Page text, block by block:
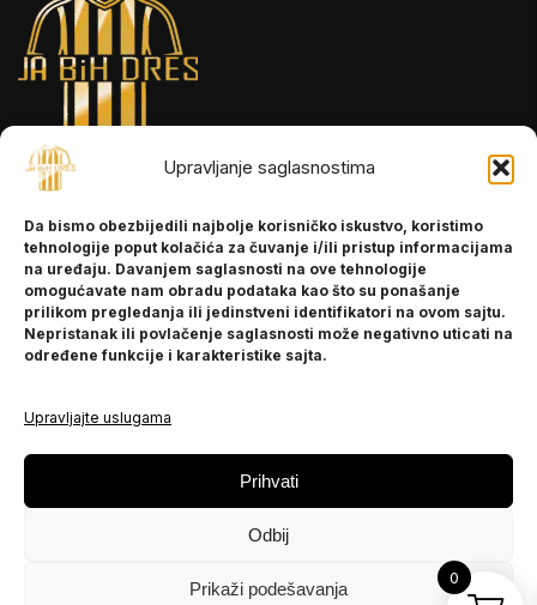
Upravljanje saglasnostima
Da bismo obezbijedili najbolje korisničko iskustvo, koristimo
tehnologije poput kolačića za čuvanje i/ili pristup informacijama
na uređaju. Davanjem saglasnosti na ove tehnologije
omogućavate nam obradu podataka kao što su ponašanje
prilikom pregledanja ili jedinstveni identifikatori na ovom sajtu.
Nepristanak ili povlačenje saglasnosti može negativno uticati na
određene funkcije i karakteristike sajta.
Upravljajte uslugama
Prihvati
Odbij
Prikaži podešavanja
INFORMACIJE
O nama
Kontakt
POMOĆ
Politika privatnosti
PRATITE NAS
Instagram
0